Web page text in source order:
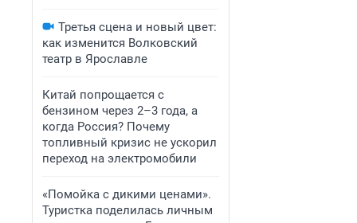
Третья сцена и новый цвет:
как изменится Волковский
театр в Ярославле
Китай попрощается с
бензином через 2–3 года, а
когда Россия? Почему
топливный кризис не ускорил
переход на электромобили
«Помойка с дикими ценами».
Туристка поделилась личным